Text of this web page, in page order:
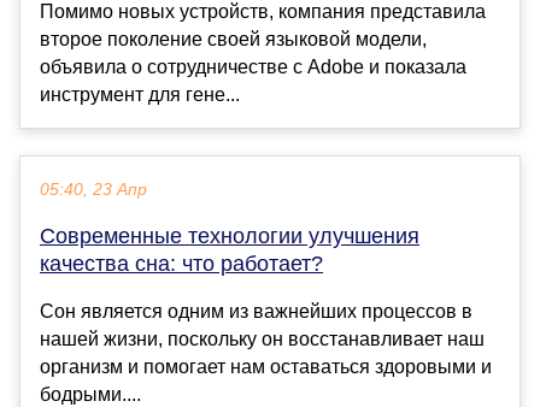
Помимо новых устройств, компания представила
второе поколение своей языковой модели,
объявила о сотрудничестве с Adobe и показала
инструмент для гене...
05:40, 23 Апр
Современные технологии улучшения
качества сна: что работает?
Сон является одним из важнейших процессов в
нашей жизни, поскольку он восстанавливает наш
организм и помогает нам оставаться здоровыми и
бодрыми....